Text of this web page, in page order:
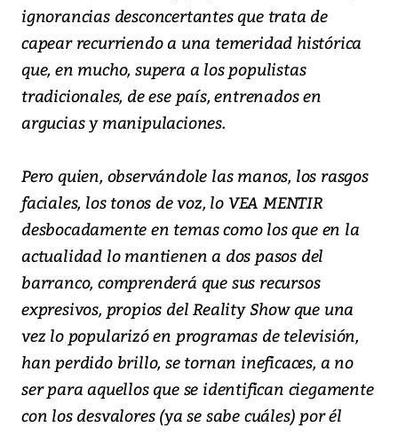
ignorancias desconcertantes que trata de
capear recurriendo a una temeridad histórica
que, en mucho, supera a los populistas
tradicionales, de ese país, entrenados en
argucias y manipulaciones.
Pero quien, observándole las manos, los rasgos
faciales, los tonos de voz, lo VEA MENTIR
desbocadamente en temas como los que en la
actualidad lo mantienen a dos pasos del
barranco, comprenderá que sus recursos
expresivos, propios del Reality Show que una
vez lo popularizó en programas de televisión,
han perdido brillo, se tornan ineficaces, a no
ser para aquellos que se identifican ciegamente
con los desvalores (ya se sabe cuáles) por él